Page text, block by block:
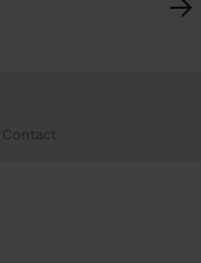
Contact